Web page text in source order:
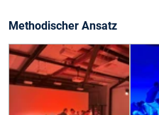
Methodischer Ansatz